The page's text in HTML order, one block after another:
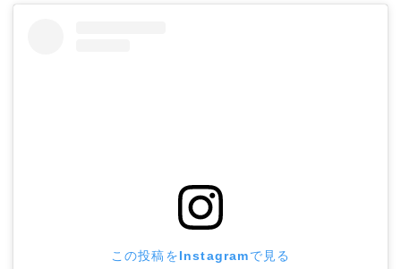
この投稿をInstagramで見る